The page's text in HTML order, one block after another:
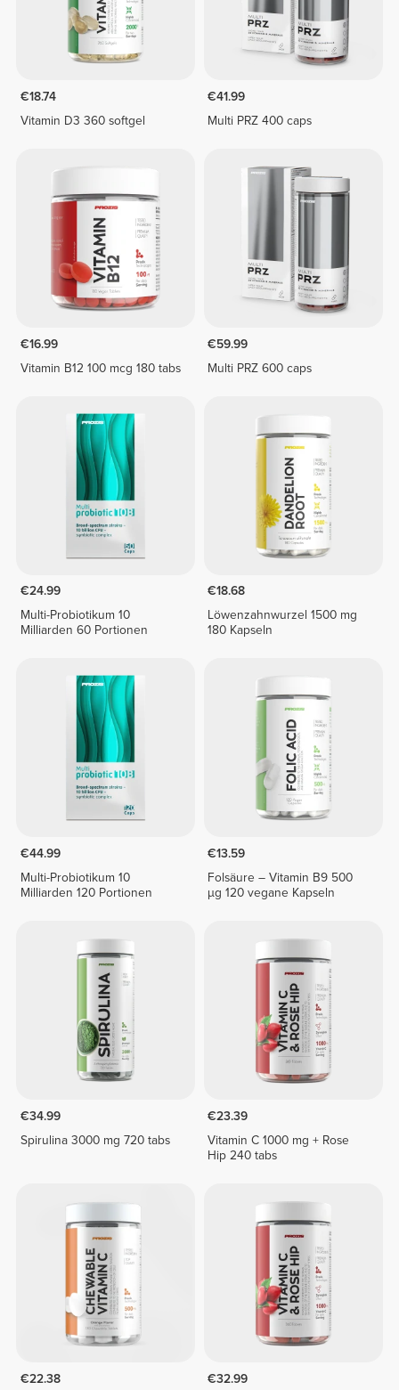
€18.74
Vitamin D3 360 softgel
€41.99
Multi PRZ 400 caps
€16.99
Vitamin B12 100 mcg 180 tabs
€59.99
Multi PRZ 600 caps
€24.99
Multi-Probiotikum 10
Milliarden 60 Portionen
€18.68
Löwenzahnwurzel 1500 mg
180 Kapseln
€44.99
Multi-Probiotikum 10
Milliarden 120 Portionen
€13.59
Folsäure – Vitamin B9 500
µg 120 vegane Kapseln
€34.99
Spirulina 3000 mg 720 tabs
€23.39
Vitamin C 1000 mg + Rose
Hip 240 tabs
€22.38
€32.99